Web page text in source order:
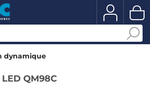
dynamique
QM98C